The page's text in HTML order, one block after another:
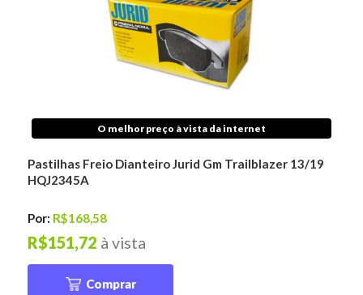
O melhor preço à vista da internet
Pastilhas Freio Dianteiro Jurid Gm Trailblazer 13/19
HQJ2345A
Por: R$168,58
à vista
R$151,72
Comprar